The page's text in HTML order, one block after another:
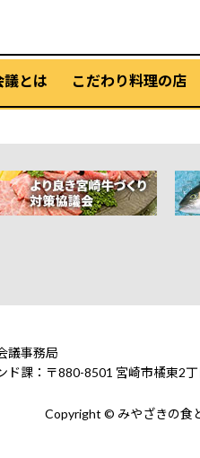
議とは こだわり料理の店
議事務局
ド課：〒880-8501 宮崎市橘東2
Copyright © みやざきの食